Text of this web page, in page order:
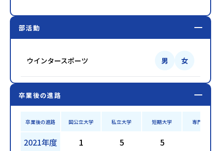
部活動
ウインタースポーツ 男 女
卒業後の進路
卒業後の進路 国公立大学 私立大学 短期大学 専門学校
2021年度 1 5 5